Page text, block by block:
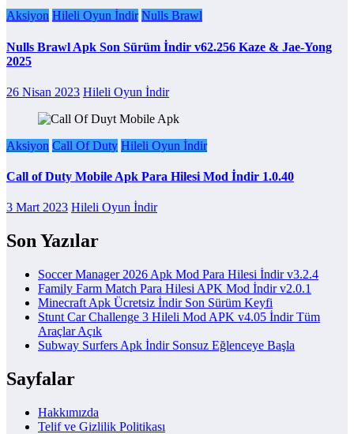
Aksiyon Hileli Oyun İndir Nulls Brawl
Nulls Brawl Apk Son Sürüm İndir v62.256 Kaze & Jae-Yong
2025
26 Nisan 2023 Hileli Oyun İndir
Aksiyon Call Of Duty Hileli Oyun İndir
Call of Duty Mobile Apk Para Hilesi Mod İndir 1.0.40
3 Mart 2023 Hileli Oyun İndir
Son Yazılar
Soccer Manager 2026 Apk Mod Para Hilesi İndir v3.2.4
Family Farm Match Para Hilesi APK Mod İndir v2.0.1
Minecraft Apk Ücretsiz İndir Son Sürüm Keyfi
Stunt Car Challenge 3 Hileli Mod APK v4.05 İndir Tüm
Araçlar Açık
Subway Surfers Apk İndir Sonsuz Eğlenceye Başla
Sayfalar
Hakkımızda
Telif ve Gizlilik Politikası